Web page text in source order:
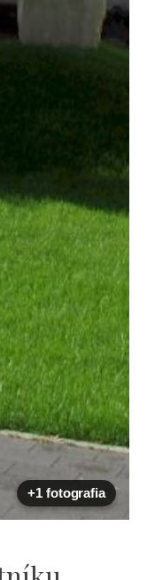
+1 fotografia